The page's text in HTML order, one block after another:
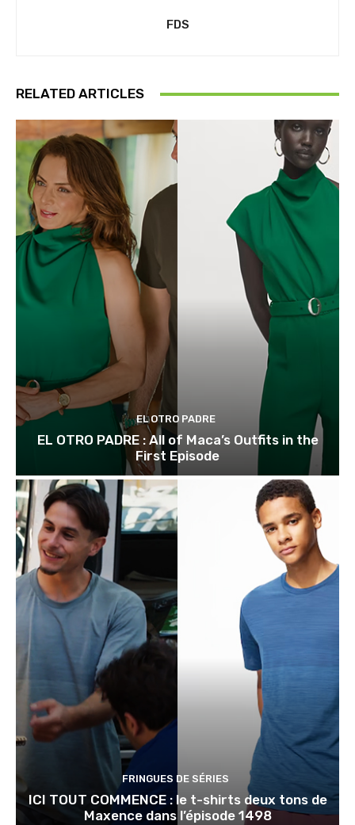
FDS
RELATED ARTICLES
EL OTRO PADRE
EL OTRO PADRE : All of Maca’s Outfits in the
First Episode
FRINGUES DE SÉRIES
ICI TOUT COMMENCE : le t-shirts deux tons de
Maxence dans l’épisode 1498